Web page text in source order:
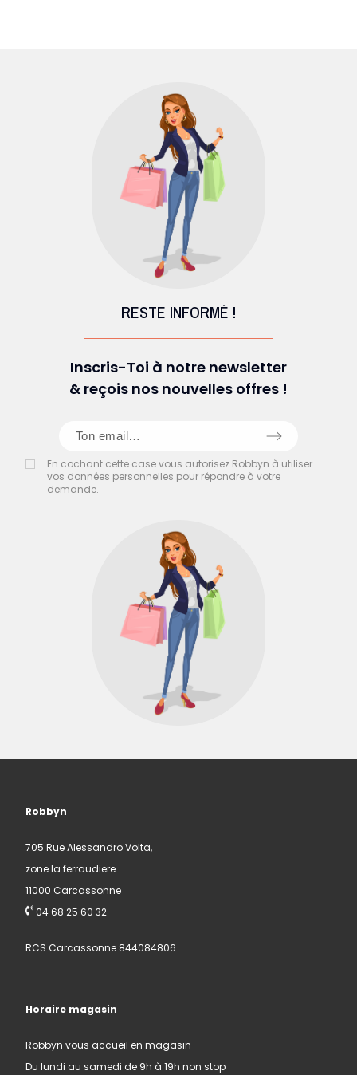
RESTE INFORMÉ !
Inscris-Toi à notre newsletter
& reçois nos nouvelles offres !
En cochant cette case vous autorisez Robbyn à utiliser
vos données personnelles pour répondre à votre
demande.
Robbyn
705 Rue Alessandro Volta,
zone la ferraudiere
11000 Carcassonne
04 68 25 60 32
RCS Carcassonne 844084806
Horaire magasin
Robbyn vous accueil en magasin
Du lundi au samedi de 9h à 19h non stop